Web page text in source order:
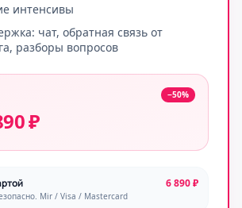
интенсивы
чат, обратная связь от
разборы вопросов
−50%
₽
6 890 ₽
Mir / Visa / Mastercard